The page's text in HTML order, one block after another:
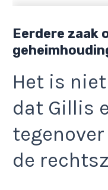
Eerdere zaak
Het is
dat Gillis
de